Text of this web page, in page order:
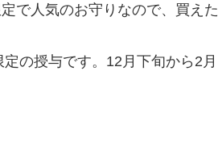
で人気のお守りなので、買えた
の授与です。12月下旬から2月